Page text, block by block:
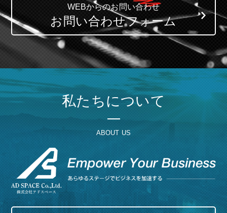
WEBからのお問い合わせ
お問い合わせフォーム
私たちについて
ABOUT US